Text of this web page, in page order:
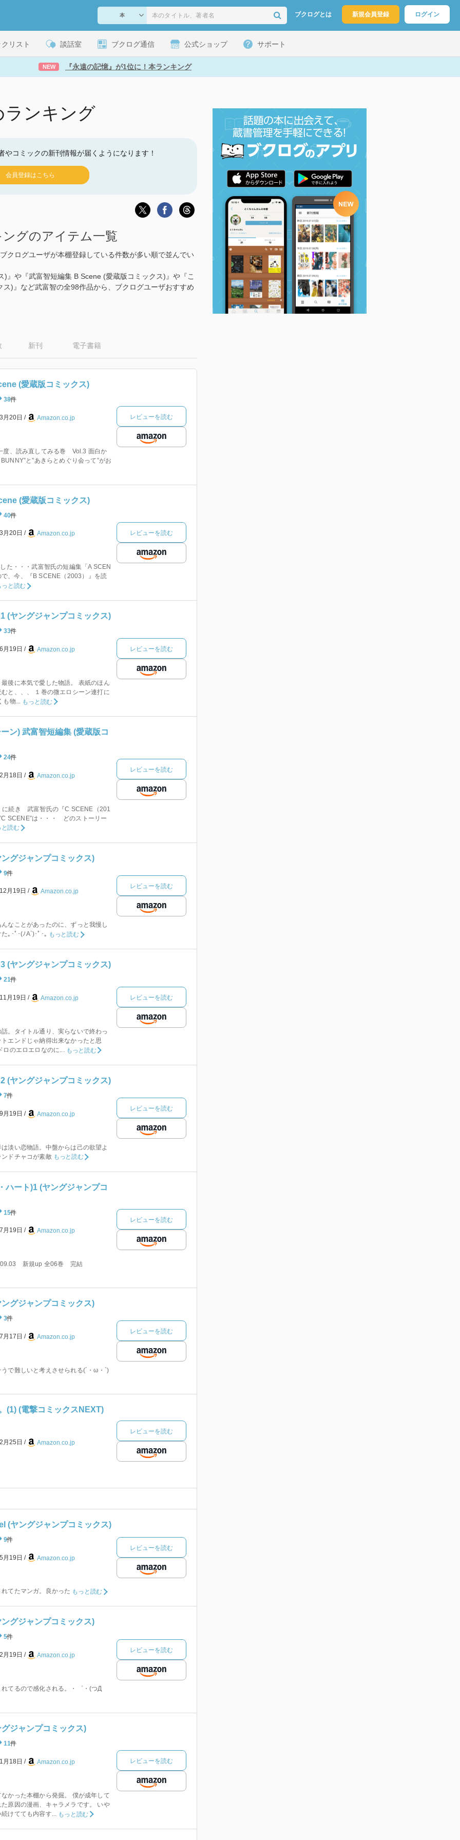
ブクログとは 新規会員登録 ログイン
リスト 談話室 ブクログ通信 公式ショップ サポート
NEW 『永遠の記憶』が1位に！本ランキング
ランキング
やコミックの新刊情報が届くようになります！
会員登録はこちら
グのアイテム一覧
クログユーザが本棚登録している件数が多い順で並んでい
』や『武富智短編集 B Scene (愛蔵版コミックス)』や『こ
)』など武富智の全98作品から、ブクログユーザおすすめ
新刊 電子書籍
(愛蔵版コミックス)
38件
月20日 Amazon.co.jp
度、読み直してみる巻 Vol.3 面白か
と”あきらとめぐり会って”がお
レビューを読む
(愛蔵版コミックス)
40件
月20日 Amazon.co.jp
た・・・武富智氏の短編集「A SCEN
、今、『B SCENE（2003）』を読
っと読む
レビューを読む
(ヤングジャンプコミックス)
33件
月19日 Amazon.co.jp
後に本気で愛した物語。 表紙のほん
と、、、 １巻の微エロシーン連打に
も物... もっと読む
レビューを読む
ン) 武富智短編集 (愛蔵版コ
24件
月18日 Amazon.co.jp
に続き 武富智氏の『C SCENE（201
SCENE”は・・・ どのストーリー
と読む
レビューを読む
グジャンプコミックス)
9件
月19日 Amazon.co.jp
なことがあったのに、ずっと我慢し
｡･ﾟ･(ﾉA`)･ﾟ･｡ もっと読む
レビューを読む
(ヤングジャンプコミックス)
21件
月19日 Amazon.co.jp
。タイトル通り、実らないで終わっ
エンドじゃ納得出来なかったと思
ロのエロエロなのに... もっと読む
レビューを読む
(ヤングジャンプコミックス)
7件
月19日 Amazon.co.jp
淡い恋物語。中盤からは己の欲望よ
ドチャコが素敵 もっと読む
レビューを読む
ハート)1 (ヤングジャンプコ
15件
月19日 Amazon.co.jp
新規up 全06巻 完結
レビューを読む
グジャンプコミックス)
3件
月17日 Amazon.co.jp
で難しいと考えさせられる(´・ω・`)
レビューを読む
(1) (電撃コミックスNEXT)
月25日 Amazon.co.jp
レビューを読む
(ヤングジャンプコミックス)
9件
月19日 Amazon.co.jp
てたマンガ。良かった もっと読む
レビューを読む
グジャンプコミックス)
5件
月19日 Amazon.co.jp
てるので感化される。・゜・(つД
レビューを読む
ジャンプコミックス)
11件
月18日 Amazon.co.jp
かった本棚から発掘。 僕が成年して
原因の漫画、キャラメラです。 いや
けてても内容す...
もっと読む
レビューを読む